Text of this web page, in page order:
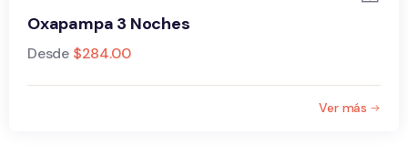
Oxapampa 3 Noches
Desde $284.00
Ver más